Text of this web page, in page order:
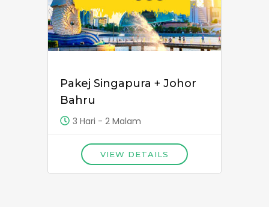
Pakej Singapura + Johor
Bahru
3 Hari - 2 Malam
VIEW DETAILS